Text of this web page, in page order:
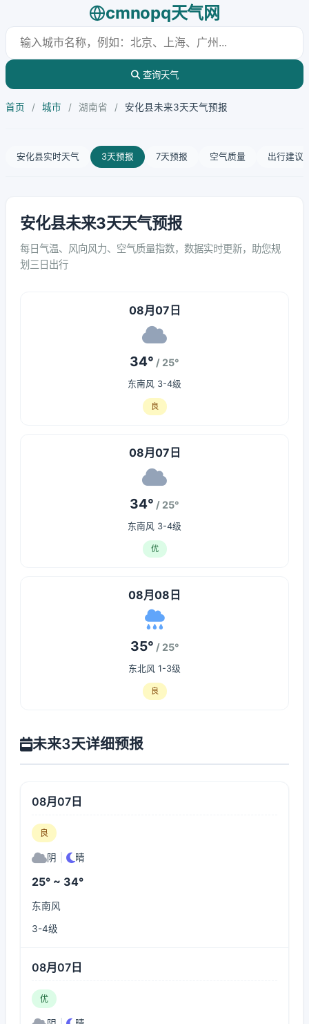
cmnopq天气网
查询天气
首页 / 城市 / 湖南省 / 安化县未来3天天气预报
安化县实时天气 3天预报 7天预报 空气质量 出行建议
安化县未来3天天气预报
每日气温、风向风力、空气质量指数，数据实时更新，助您规
划三日出行
08月07日
34° / 25°
东南风 3-4级
良
08月07日
34° / 25°
东南风 3-4级
优
08月08日
35° / 25°
东北风 1-3级
良
未来3天详细预报
08月07日
良
阴 晴
25° ~ 34°
东南风
3-4级
08月07日
优